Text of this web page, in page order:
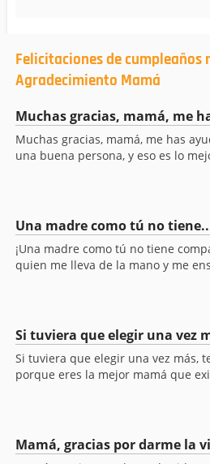
Felicitaciones de cumpleaños
Agradecimiento Mamá
Muchas gracias, mamá, me
Muchas gracias, mamá, me has
una buena persona, y eso es lo
Una madre como tú no
¡Una madre como tú no tiene
quien me lleva de la mano y me
Si tuviera que elegir una vez
Si tuviera que elegir una vez más,
porque eres la mejor mamá que
Mamá, gracias por darme la